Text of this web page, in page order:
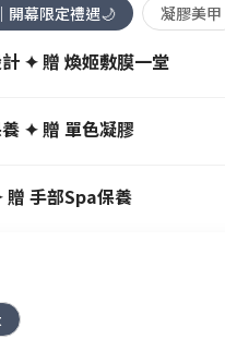
開幕限定禮遇🌙 凝膠美甲
✦ 贈 煥姬敷膜一堂
✦ 贈 單色凝膠
手部Spa保養